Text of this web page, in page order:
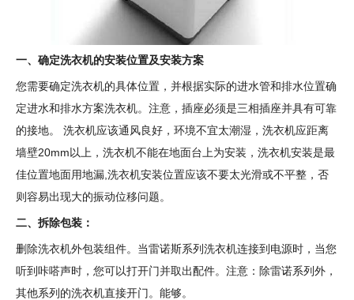
一、确定洗衣机的安装位置及安装方案
您需要确定洗衣机的具体位置，并根据实际的进水管和排水位置确
定进水和排水方案洗衣机。注意，插座必须是三相插座并具有可靠
的接地。 洗衣机应该通风良好，环境不宜太潮湿，洗衣机应距离
墙壁20mm以上，洗衣机不能在地面台上为安装，洗衣机安装是最
佳位置地面用地漏,洗衣机安装位置应该不要太光滑或不平整，否
则容易出现大的振动位移问题。
二、拆除包装：
删除洗衣机外包装组件。当雷诺斯系列洗衣机连接到电源时，当您
听到咔嗒声时，您可以打开门并取出配件。注意：除雷诺系列外，
其他系列的洗衣机直接开门。能够。